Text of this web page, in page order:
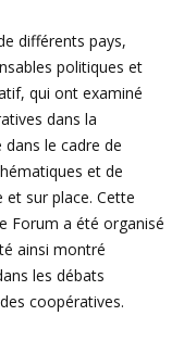
différents pays,
politiques et
qui ont examiné
dans la
le cadre de
et de
et sur place. Cette
Forum a été organisé
ainsi montré
les débats
coopératives.